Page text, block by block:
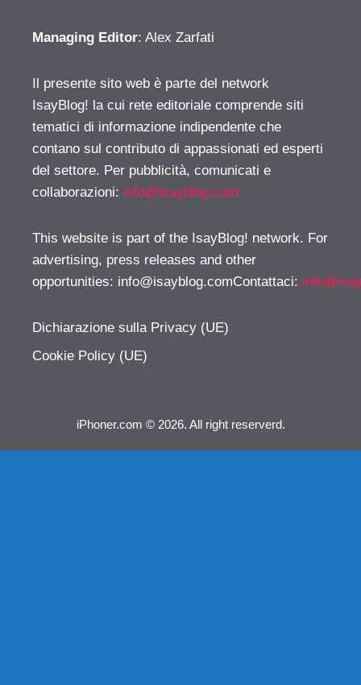
Managing Editor: Alex Zarfati
Il presente sito web è parte del network
IsayBlog! la cui rete editoriale comprende siti
tematici di informazione indipendente che
contano sul contributo di appassionati ed esperti
del settore. Per pubblicità, comunicati e
collaborazioni: info@isayblog.com
This website is part of the IsayBlog! network. For
advertising, press releases and other
opportunities: info@isayblog.comContattaci:
Dichiarazione sulla Privacy (UE)
Cookie Policy (UE)
iPhoner.com © 2026. All right reserverd.